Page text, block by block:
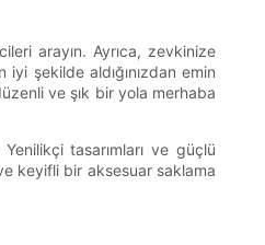
arayın. Ayrıca, zevkinize
şekilde aldığınızdan emin
ve şık bir yola merhaba
tasarımları ve güçlü
keyifli bir aksesuar saklama